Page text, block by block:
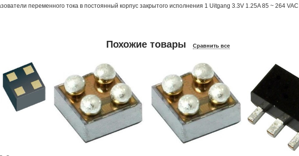
переменного тока в постоянный корпус закрытого исполнения 1 Uitgang 3.3V 1.25A 85 ~ 264
Похожие товары Сравнить все